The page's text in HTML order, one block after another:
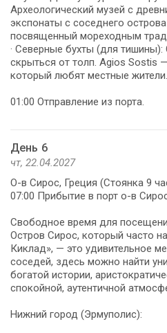
Археологический музей с
экспонаты с соседнего
посвященный мореходным
· Северные бухты (для
скрыться от толп. Agios Sostis
который любят местные жители.
01:00 Отправление из порта.
День 6
чт, 22.04.2027
О-в Сирос, Греция (Стоянка 9
07:00 Прибытие в порт о-в
Свободное время для
Остров Сирос, который часто
Киклад», — это удивительное
соседей, здесь можно найти
богатой истории,
спокойной, аутентичной
Нижний город (Эрмуполис):